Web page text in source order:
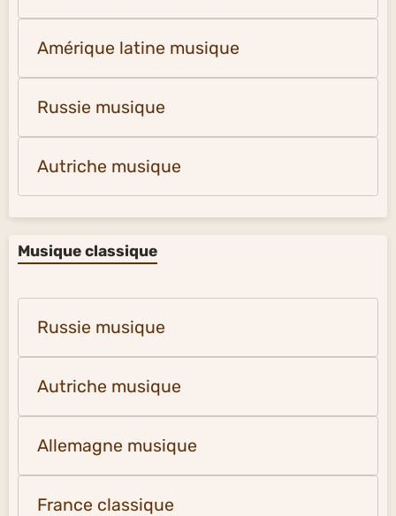
Amérique latine musique
Russie musique
Autriche musique
Musique classique
Russie musique
Autriche musique
Allemagne musique
France classique